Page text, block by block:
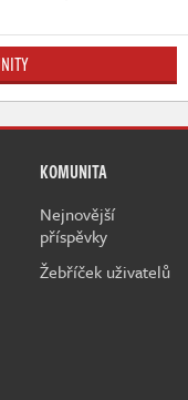
KOMUNITA
Nejnovější
příspěvky
Žebříček uživatelů